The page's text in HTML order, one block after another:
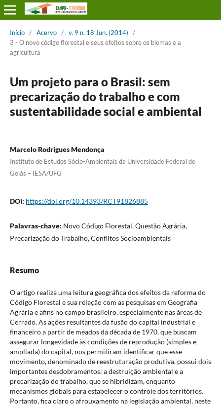
Início / Acervo / v. 9 n. 18 Jun. (2014)
/
3 - O novo código florestal e seus efeitos sobre os biomas e a
agricultura
Um projeto para o Brasil: sem
precarização do trabalho e com
sustentabilidade social e ambiental
Marcelo Rodrigues Mendonça
Instituto de Estudos Sócio-Ambientais da Universidade Federal de
Goiás – IESA/UFG
DOI: https://doi.org/10.14393/RCT91826885
Palavras-chave: Novo Código Florestal, Questão Agrária,
Precarização do Trabalho, Conflitos Socioambientais
Resumo
O artigo realiza uma leitura geográfica dos efeitos da reforma do
Código Florestal e sua relação com as pesquisas em Geografia
Agrária e afins no campo brasileiro, especialmente nas áreas de
Cerrado. As ações resultantes da fusão do capital industrial e
financeiro a partir de meados da década de 1970, que buscam
assegurar longevidade às condições de reprodução (simples e
ampliada) do capital, nos permitiram identificar que esse
movimento, denominado de reestruturação produtiva, possui dois
importantes desdobramentos: a destruição ambiental e a
precarização do trabalho, que se hibridizam, enquanto
mecanismos globais para estabelecer o controle dos territórios.
Portanto, fica claro o afrouxamento na legislação ambiental, neste